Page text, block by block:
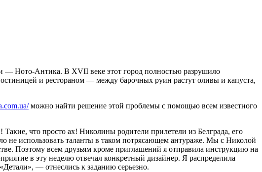
— Ното-Антика. В XVII веке этот город полностью разрушило
и рестораном — между барочных руин растут оливы и капуста,
можно найти решение этой проблемы с помощью всем известного
что просто ах! Николины родители прилетели из Белграда, его
использовать таланты в таком потрясающем антураже. Мы с Николой
Поэтому всем друзьям кроме приглашений я отправила инструкцию на
в эту неделю отвечал конкретный дизайнер. Я распределила
— отнеслись к заданию серьезно.